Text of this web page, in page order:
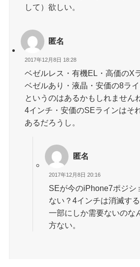
して）欲しい。
匿名
2017年12月8日 18:28
ベゼルレス・有機EL・高価のX
ベゼルあり・液晶・安価の8ラ
というのはあるかもしれません
4インチ・安価のSEラインはそ
あるだろうし。
匿名
2017年12月8日 20:16
SEが今のiPhone7ポジシ
ない？4インチは消滅す
一部にしか需要ないのな
方ない。